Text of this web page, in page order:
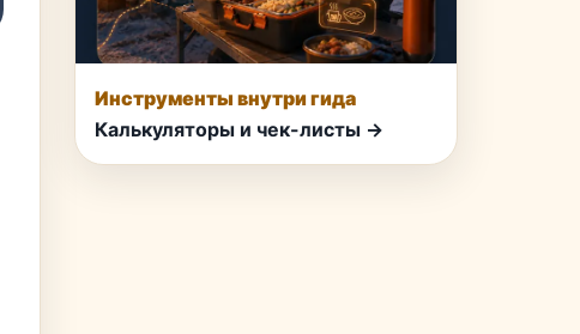
Инструменты внутри гида
Калькуляторы и чек-листы →